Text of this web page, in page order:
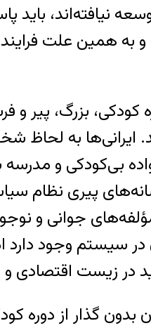
نیافته‌اند،
به همین علت
بزرگ، پیر و
ایرانی‌ها به
بی‌کودکی و
پیری نظام
جوانی و
سیستم وجود
در زیست اقتصادی
گذار از دوره